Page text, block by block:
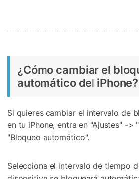
¿Cómo cambiar el
automático del iPhone?
Si quieres cambiar el intervalo de
en tu iPhone, entra en "Ajustes" ->
"Bloqueo automático".
Selecciona el intervalo de tiempo